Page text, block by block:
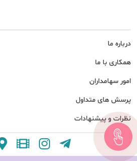
درباره ما
همکاری با ما
امور سهامداران
پرسش های متداول
نظرات و پیشنهادات